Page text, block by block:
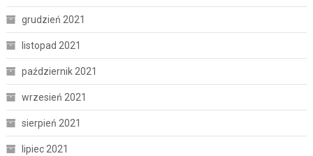
grudzień 2021
listopad 2021
październik 2021
wrzesień 2021
sierpień 2021
lipiec 2021